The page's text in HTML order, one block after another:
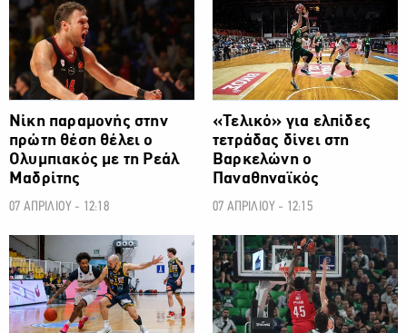
ΜΠΑΣΚΕΤ
Νίκη παραμονής στην
πρώτη θέση θέλει ο
Ολυμπιακός με τη Ρεάλ
Μαδρίτης
07 ΑΠΡΙΛΙΟΥ - 12:18
«Τελικό» για ελπίδες
τετράδας δίνει στη
Βαρκελώνη ο
Παναθηναϊκός
07 ΑΠΡΙΛΙΟΥ - 12:15
ΜΠΑΣΚΕΤ ΜΠΑΣΚΕΤ